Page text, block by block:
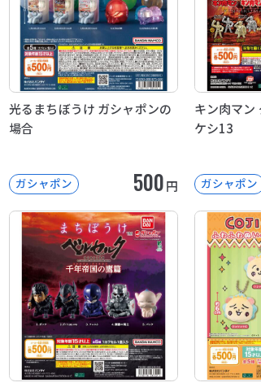
光るまちぼうけ ガシャポンの
場合
ガシャポン 500円
キン肉マン
ケシ13
ガシャポン